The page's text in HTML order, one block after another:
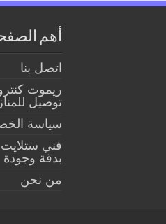
أهم
اتصل بنا
ريموت
توصيل
سياسة
فني
بدقة وجودة
من نحن